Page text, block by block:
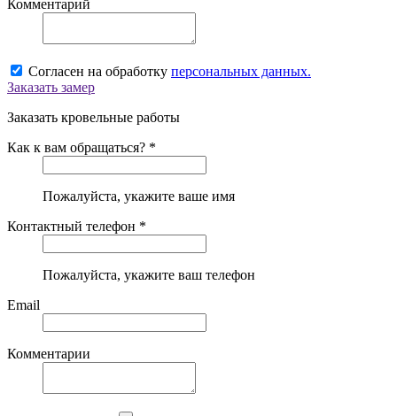
Комментарий
Согласен на обработку персональных данных.
Заказать замер
Заказать кровельные работы
Как к вам обращаться? *
Пожалуйста, укажите ваше имя
Контактный телефон *
Пожалуйста, укажите ваш телефон
Email
Комментарии